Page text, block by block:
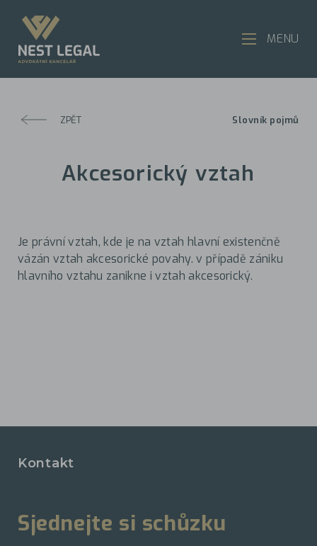
ZPĚT Slovník pojmů
Akcesorický vztah
Je právní vztah, kde je na vztah hlavní existenčně
vázán vztah akcesorické povahy. v případě zániku
hlavního vztahu zanikne i vztah akcesorický.
Kontakt
Sjednejte si schůzku
MENU